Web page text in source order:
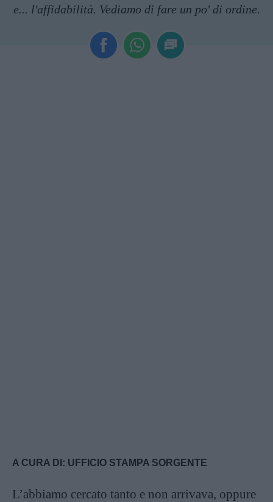
e... l'affidabilità. Vediamo di fare un po' di ordine.
A CURA DI: UFFICIO STAMPA SORGENTE
L’abbiamo cercato tanto e non arrivava, oppure